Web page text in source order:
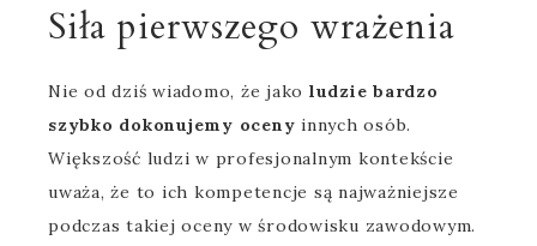
Siła pierwszego wrażenia
Nie od dziś wiadomo, że jako ludzie bardzo
szybko dokonujemy oceny innych osób.
Większość ludzi w profesjonalnym kontekście
uważa, że to ich kompetencje są najważniejsze
podczas takiej oceny w środowisku zawodowym.